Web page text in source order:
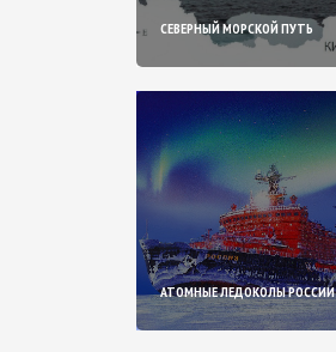
СЕВЕРНЫЙ МОРСКОЙ ПУТЬ
АТОМНЫЕ ЛЕДОКОЛЫ РОССИИ